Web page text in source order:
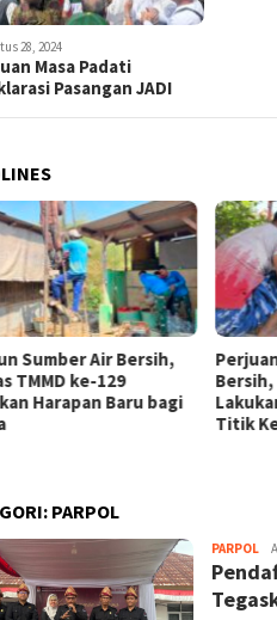
28, 2024
Masa Padati
Pasangan JADI
Sumber Air Bersih,
TMMD ke-129
Harapan Baru bagi
Bersih,
Titik
PARPOL
PARPOL